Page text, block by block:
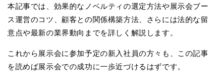
本記事では、効果的なノベルティの選定方法や展示会ブー
ス運営のコツ、顧客との関係構築方法、さらには法的な留
意点や最新の業界動向までを詳しく解説します。
これから展示会に参加予定の新入社員の方々も、この記事
を読めば展示会での成功に一歩近づけるはずです。